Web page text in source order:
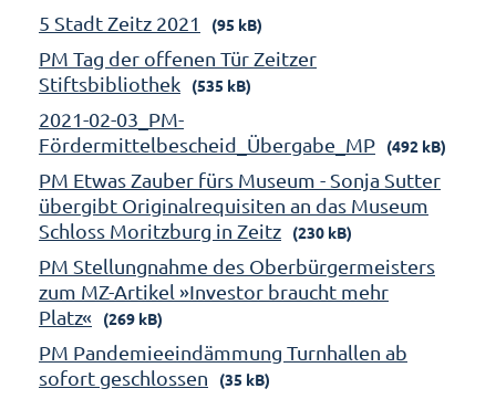
5 Stadt Zeitz 2021 (95 kB)
PM Tag der offenen Tür Zeitzer
Stiftsbibliothek
(535 kB)
2021-02-03_PM-
Fördermittelbescheid_Übergabe_MP
(492 kB)
PM Etwas Zauber fürs Museum - Sonja Sutter
übergibt Originalrequisiten an das Museum
Schloss Moritzburg in Zeitz
(230 kB)
PM Stellungnahme des Oberbürgermeisters
zum MZ-Artikel »Investor braucht mehr
Platz«
(269 kB)
PM Pandemieeindämmung Turnhallen ab
sofort geschlossen
(35 kB)